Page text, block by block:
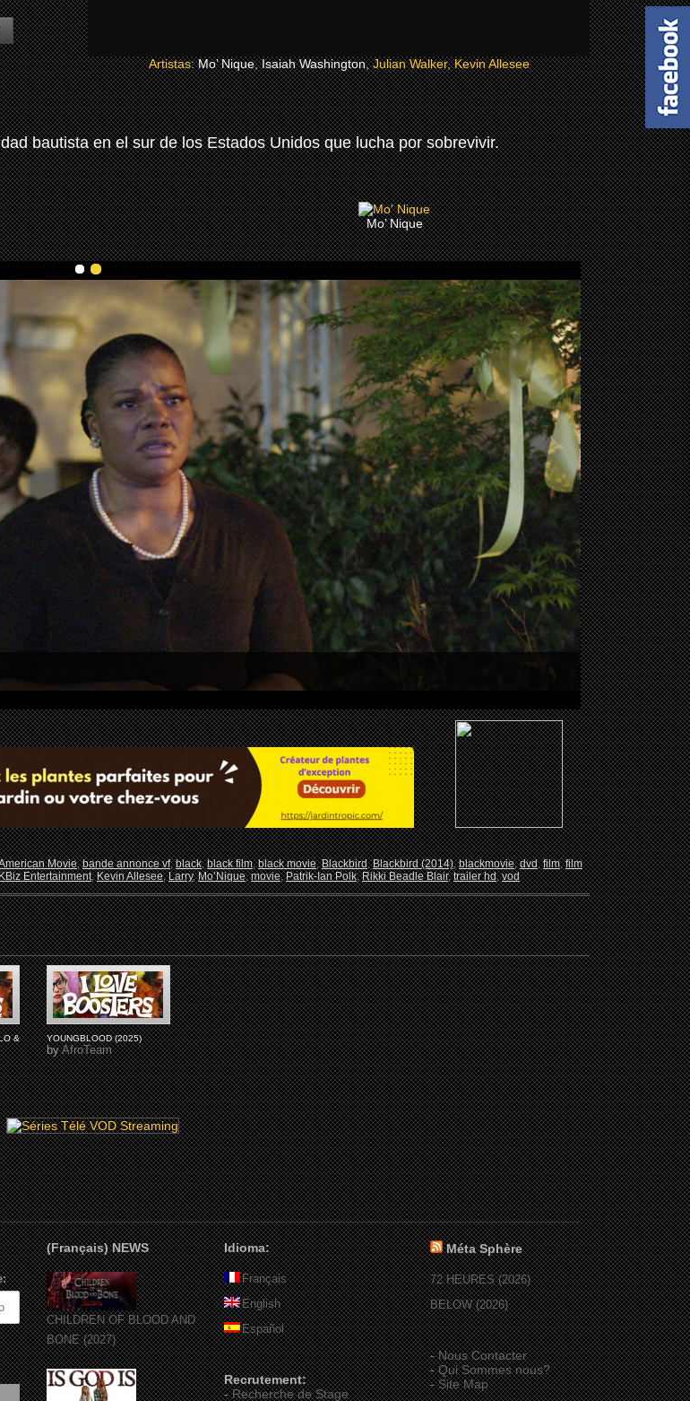
Artistas:Mo’ Nique,Isaiah Washington, Julian Walker, Kevin Allesee
bautista en el sur de los Estados Unidos que lucha por sobrevivir.
Mo’ Nique
Movie,bande annonce vf,black,black film,black movie,Blackbird,Blackbird (2014),blackmovie,dvd,film,film
Entertainment,Kevin Allesee,Larry,Mo’Nique,movie,Patrik-Ian Polk,Rikki Beadle Blair,trailer hd,vod
&
YOUNGBLOOD (2025)
byAfroTeam
(Français) NEWS
CHILDREN OF BLOOD AND
BONE (2027)
Idioma:
Français
English
Español
Recrutement:
-Recherche de Stage
Méta Sphère
72 HEURES (2026)
BELOW (2026)
-Nous Contacter
-Qui Sommes nous?
-Site Map